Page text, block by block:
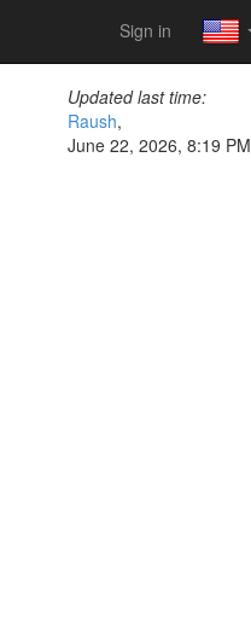
Sign in
Updated last time:
Raush,
June 22, 2026, 8:19 PM